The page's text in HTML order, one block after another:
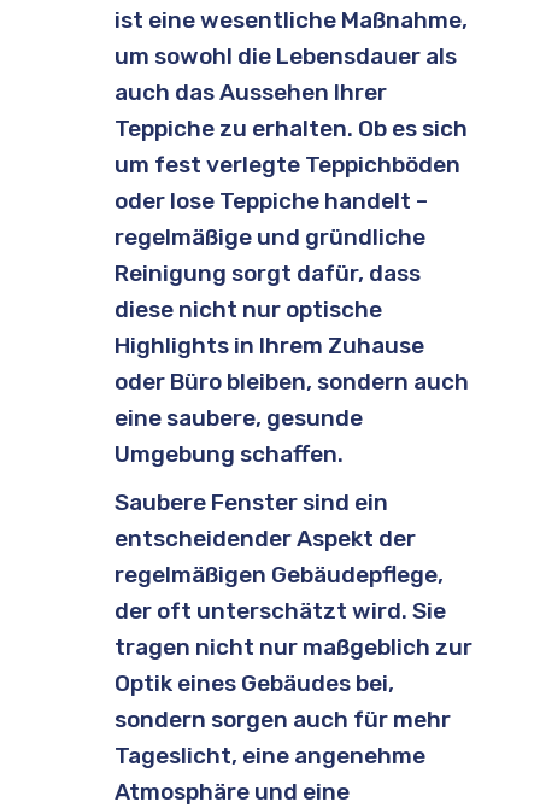
ist eine wesentliche Maßnahme,
um sowohl die Lebensdauer als
auch das Aussehen Ihrer
Teppiche zu erhalten. Ob es sich
um fest verlegte Teppichböden
oder lose Teppiche handelt –
regelmäßige und gründliche
Reinigung sorgt dafür, dass
diese nicht nur optische
Highlights in Ihrem Zuhause
oder Büro bleiben, sondern auch
eine saubere, gesunde
Umgebung schaffen.
Saubere Fenster sind ein
entscheidender Aspekt der
regelmäßigen Gebäudepflege,
der oft unterschätzt wird. Sie
tragen nicht nur maßgeblich zur
Optik eines Gebäudes bei,
sondern sorgen auch für mehr
Tageslicht, eine angenehme
Atmosphäre und eine